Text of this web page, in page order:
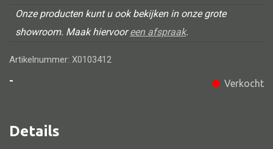
Fautteuil
Barstoel
Kinderstoel
Kruk
Onze producten kunt u ook bekijken in onze grote
showroom. Maak hiervooreen afspraak.
Artikelnummer: X0103412
-
Verkocht
Details